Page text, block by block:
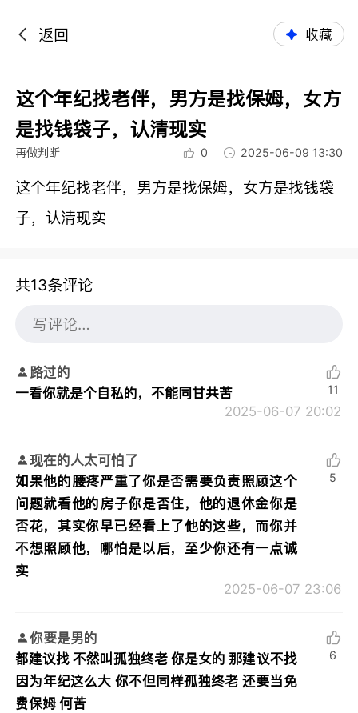
返回 收藏
这个年纪找老伴，男方是找保姆，女方
是找钱袋子，认清现实
再做判断 0 2025-06-09 13:30
这个年纪找老伴，男方是找保姆，女方是找钱袋
子，认清现实
共13条评论
路过的
一看你就是个自私的，不能同甘共苦
2025-06-07 20:02
11
现在的人太可怕了
如果他的腰疼严重了你是否需要负责照顾这个
问题就看他的房子你是否住，他的退休金你是
否花，其实你早已经看上了他的这些，而你并
不想照顾他，哪怕是以后，至少你还有一点诚
实
2025-06-07 23:06
5
你要是男的
都建议找 不然叫孤独终老 你是女的 那建议不找
因为年纪这么大 你不但同样孤独终老 还要当免
费保姆 何苦
6